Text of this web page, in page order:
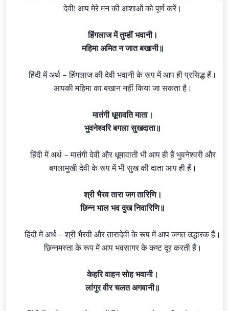
देवी! आप मेरे मन की आशाओं को पूर्ण करें।
हिंगलाज में तुम्हीं भवानी।
महिमा अमित न जात बखानी॥
हिंदी में अर्थ – हिंगलाज की देवी भवानीके रूप में आप ही प्रसिद्ध हैं।
आपकी महिमा का बखान नहीं किया जा सकता है।
मातंगी धूमावति माता।
भुवनेश्वरि बगला सुखदाता॥
हिंदी में अर्थ – मातंगी देवी और धूमावाती भी आप ही हैं भुवनेश्वरी और
बगलामुखी देवी के रूप में भी सुख की दाता आप ही हैं।
श्री भैरव तारा जग तारिणि।
छिन्न भाल भव दुख निवारिणि॥
हिंदी में अर्थ – श्री भैरवी और तारादेवी के रूप में आप जगत उद्धारक हैं।
छिन्नमस्ता के रूप में आप भवसागर के कष्ट दूर करती हैं।
केहरि वाहन सोह भवानी।
लांगुर वीर चलत अगवानी॥